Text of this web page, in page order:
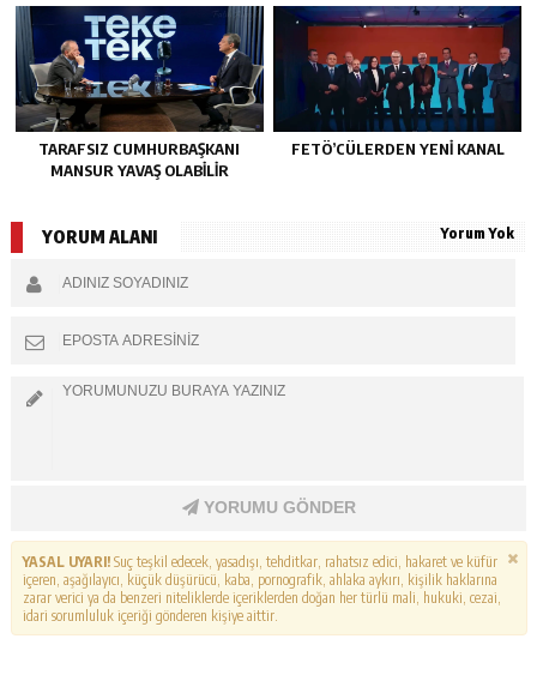
TARAFSIZ CUMHURBAŞKANI
MANSUR YAVAŞ OLABİLİR
FETÖ’CÜLERDEN YENI KANAL
YORUM ALANI Yorum Yok
YORUMU GÖNDER
YASAL UYARI!Suç teşkil edecek, yasadışı, tehditkar, rahatsız edici, hakaret ve küfür
içeren, aşağılayıcı, küçük düşürücü, kaba, pornografik, ahlaka aykırı, kişilik haklarına
zarar verici ya da benzeri niteliklerde içeriklerden doğan her türlü mali, hukuki, cezai,
idari sorumluluk içeriği gönderen kişiye aittir.